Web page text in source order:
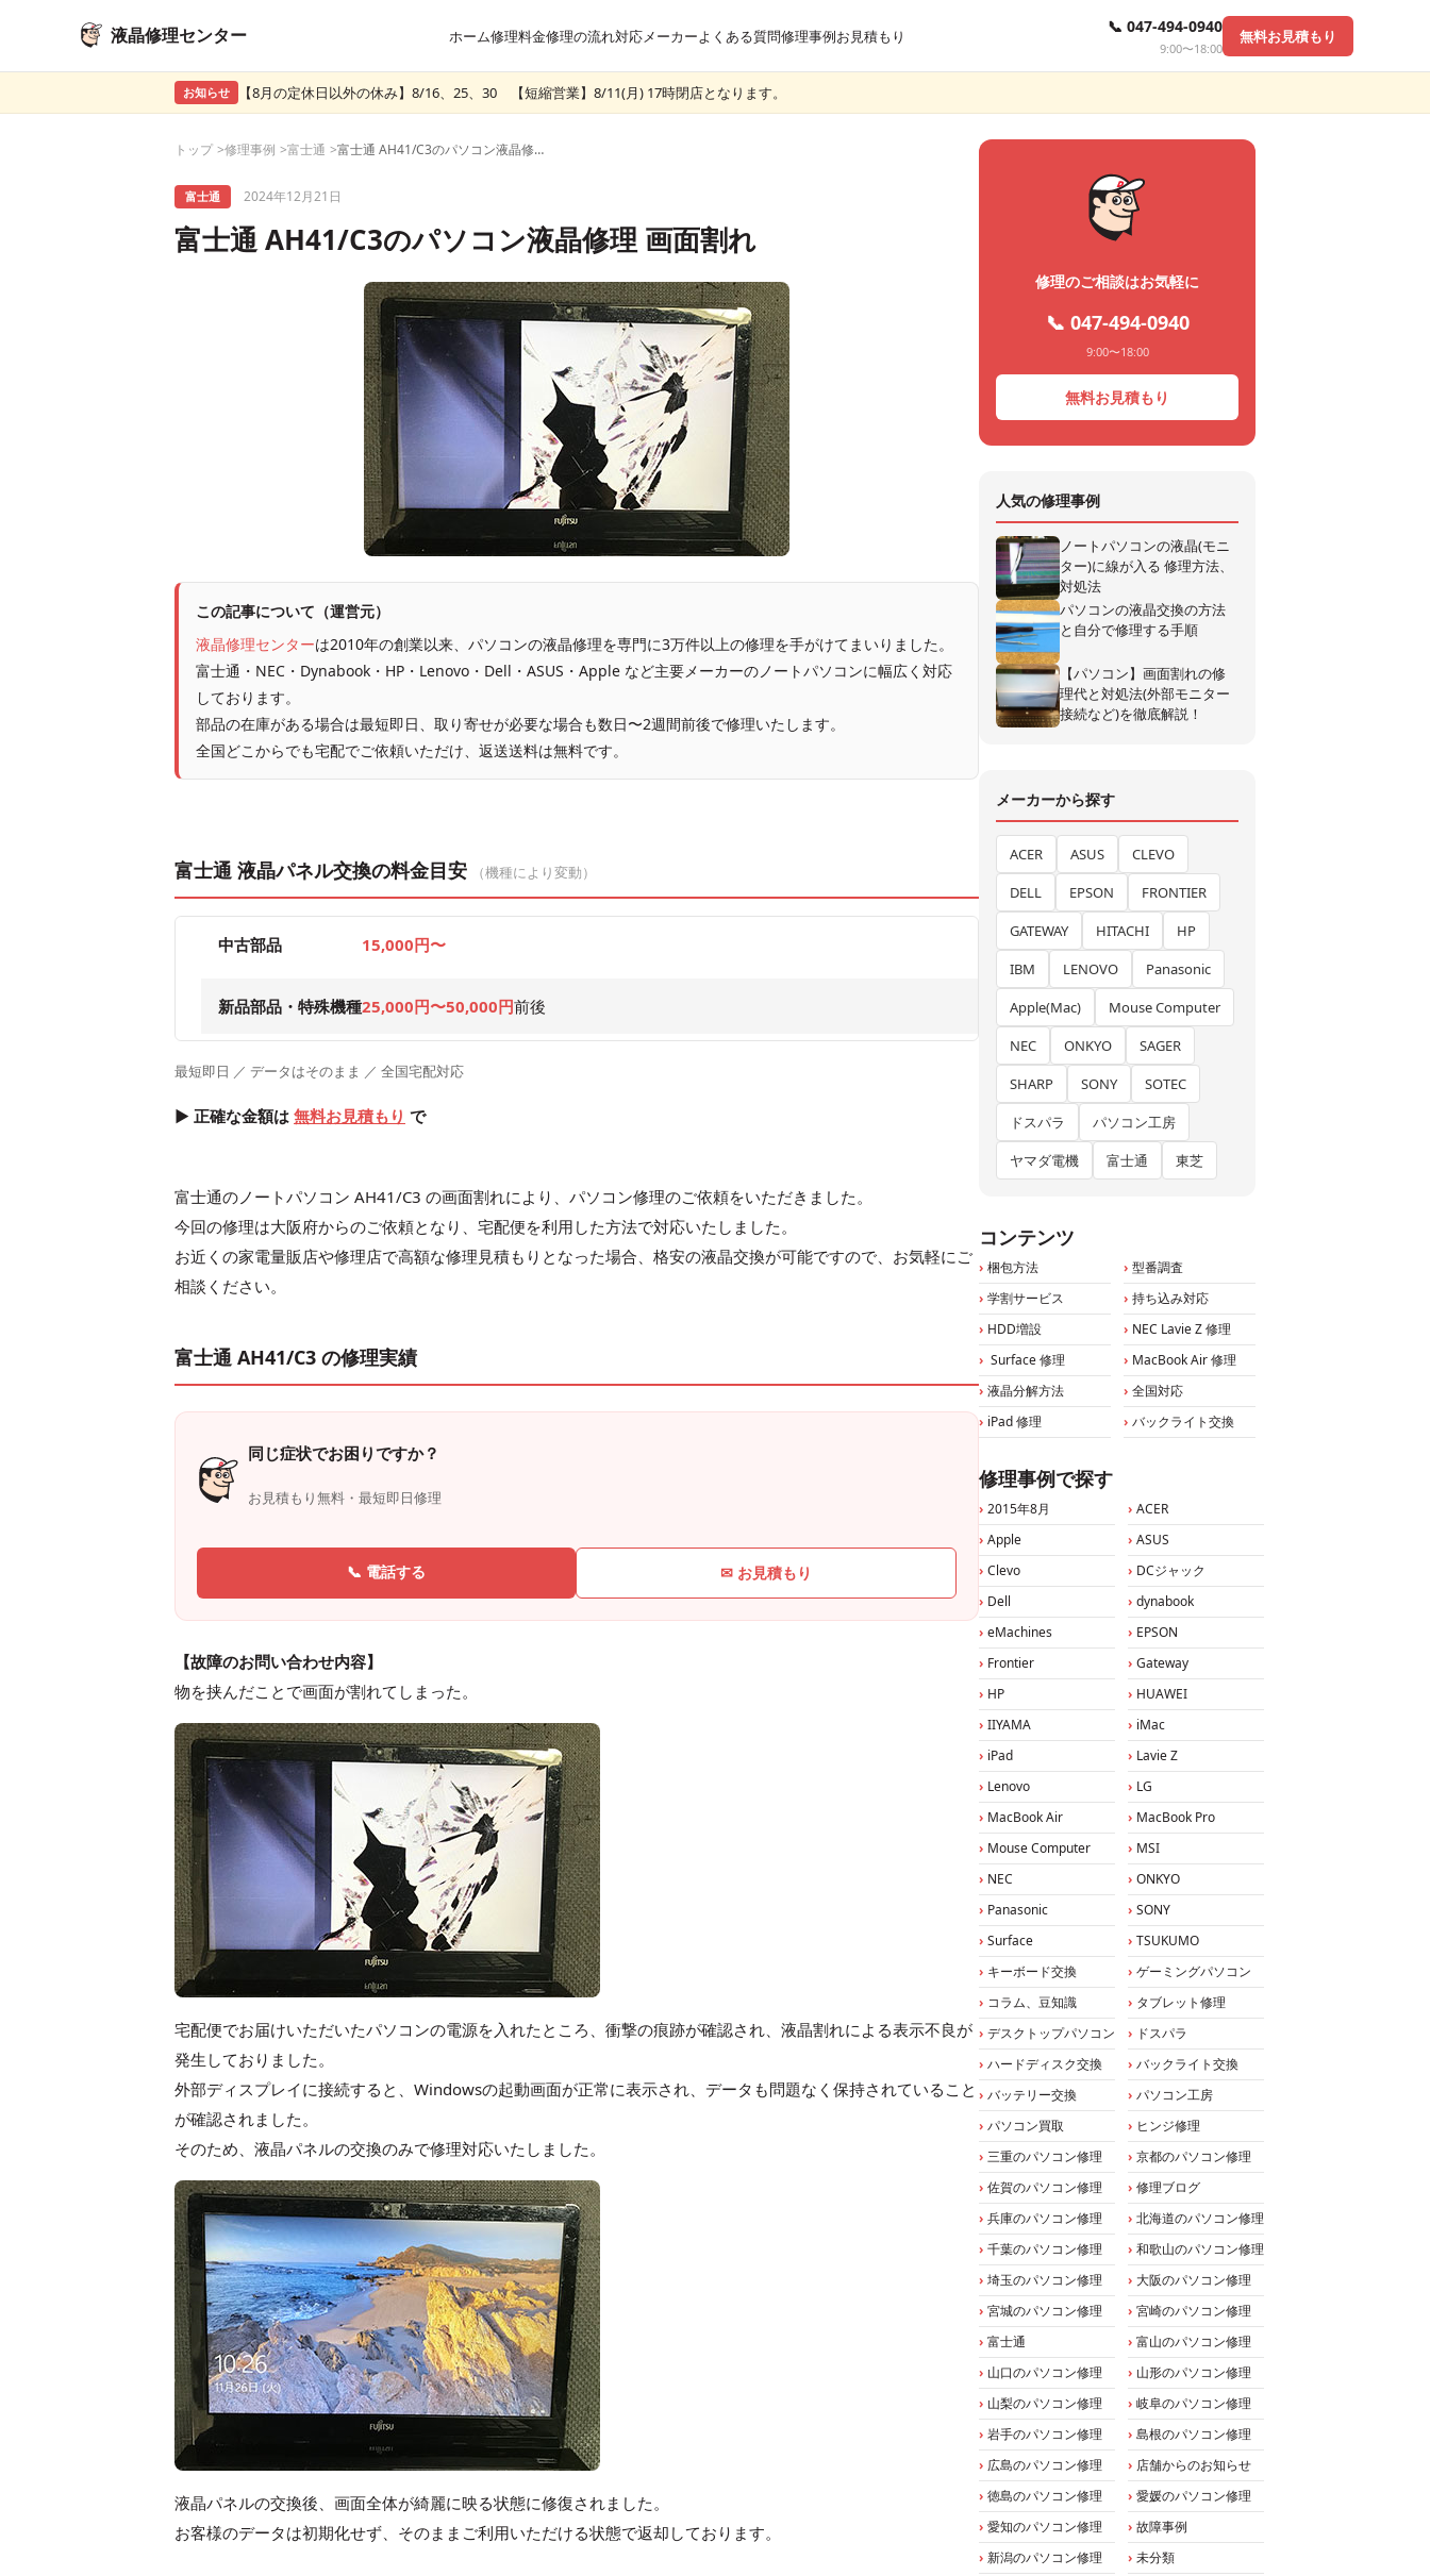
液晶修理センター ホーム修理料金修理の流れ対応メーカーよくある質問修理事例お見積もり 📞 047-494-0940
9:00〜18:00
無料お見積もり
お知らせ 【8月の定休日以外の休み】8/16、25、30 【短縮営業】8/11(月) 17時閉店となります。
トップ 修理事例 富士通 富士通 AH41/C3のパソコン液晶修理 画面割れ
富士通 2024年12月21日
富士通 AH41/C3のパソコン液晶修理 画面割れ
この記事について（運営元）
液晶修理センターは2010年の創業以来、パソコンの液晶修理を専門に3万件以上の修理を手がけてまいりました。
富士通・NEC・Dynabook・HP・Lenovo・Dell・ASUS・Apple など主要メーカーのノートパソコンに幅広く対応
しております。
部品の在庫がある場合は最短即日、取り寄せが必要な場合も数日〜2週間前後で修理いたします。
全国どこからでも宅配でご依頼いただけ、返送送料は無料です。
富士通 液晶パネル交換の料金目安 （機種により変動）
中古部品 15,000円〜
新品部品・特殊機種25,000円〜50,000円前後
最短即日 ／ データはそのまま ／ 全国宅配対応
▶ 正確な金額は 無料お見積もり で
富士通のノートパソコン AH41/C3 の画面割れにより、パソコン修理のご依頼をいただきました。
今回の修理は大阪府からのご依頼となり、宅配便を利用した方法で対応いたしました。
お近くの家電量販店や修理店で高額な修理見積もりとなった場合、格安の液晶交換が可能ですので、お気軽にご
相談ください。
富士通 AH41/C3 の修理実績
同じ症状でお困りですか？
お見積もり無料・最短即日修理
📞 電話する ✉ お見積もり
【故障のお問い合わせ内容】
物を挟んだことで画面が割れてしまった。
宅配便でお届けいただいたパソコンの電源を入れたところ、衝撃の痕跡が確認され、液晶割れによる表示不良が
発生しておりました。
外部ディスプレイに接続すると、Windowsの起動画面が正常に表示され、データも問題なく保持されていること
が確認されました。
そのため、液晶パネルの交換のみで修理対応いたしました。
液晶パネルの交換後、画面全体が綺麗に映る状態に修復されました。
お客様のデータは初期化せず、そのままご利用いただける状態で返却しております。
修理のご相談はお気軽に
📞 047-494-0940
9:00〜18:00
無料お見積もり
人気の修理事例
ノートパソコンの液晶(モニ
ター)に線が入る 修理方法、
対処法
パソコンの液晶交換の方法
と自分で修理する手順
【パソコン】画面割れの修
理代と対処法(外部モニター
接続など)を徹底解説！
メーカーから探す
ACER ASUS
CLEVO
DELL
EPSON
FRONTIER
GATEWAY
HITACHI
HP
IBM
LENOVO
Panasonic
Apple(Mac)
Mouse Computer
NEC
ONKYO
SAGER
SHARP
SONY
SOTEC
ドスパラ
パソコン工房
ヤマダ電機
富士通 東芝
コンテンツ
梱包方法
型番調査
学割サービス
持ち込み対応
HDD増設
NEC Lavie Z 修理
Surface 修理
MacBook Air 修理
液晶分解方法
全国対応
iPad 修理
バックライト交換
修理事例で探す
2015年8月
ACER
Apple
ASUS
Clevo
DCジャック
Dell
dynabook
eMachines
EPSON
Frontier
Gateway
HP
HUAWEI
IIYAMA
iMac
iPad
Lavie Z
Lenovo
LG
MacBook Air
MacBook Pro
Mouse Computer
MSI
NEC
ONKYO
Panasonic
SONY
Surface
TSUKUMO
キーボード交換
ゲーミングパソコン
コラム、豆知識
タブレット修理
デスクトップパソコン
ドスパラ
ハードディスク交換
バックライト交換
バッテリー交換
パソコン工房
パソコン買取
ヒンジ修理
三重のパソコン修理
京都のパソコン修理
佐賀のパソコン修理
修理ブログ
兵庫のパソコン修理
北海道のパソコン修理
千葉のパソコン修理
和歌山のパソコン修理
埼玉のパソコン修理
大阪のパソコン修理
宮城のパソコン修理
宮崎のパソコン修理
富士通
富山のパソコン修理
山口のパソコン修理
山形のパソコン修理
山梨のパソコン修理
岐阜のパソコン修理
岩手のパソコン修理
島根のパソコン修理
広島のパソコン修理
店舗からのお知らせ
徳島のパソコン修理
愛媛のパソコン修理
愛知のパソコン修理
故障事例
新潟のパソコン修理
未分類